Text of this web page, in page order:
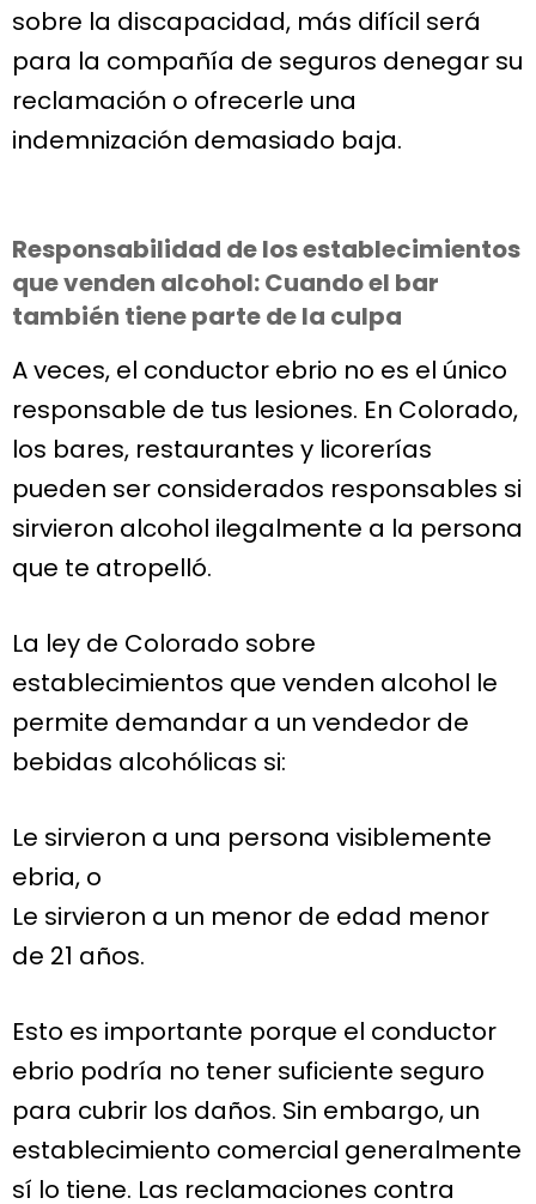
sobre la discapacidad, más difícil será
para la compañía de seguros denegar su
reclamación o ofrecerle una
indemnización demasiado baja.
Responsabilidad de los establecimientos
que venden alcohol: Cuando el bar
también tiene parte de la culpa
A veces, el conductor ebrio no es el único
responsable de tus lesiones. En Colorado,
los bares, restaurantes y licorerías
pueden ser considerados responsables si
sirvieron alcohol ilegalmente a la persona
que te atropelló.
La ley de Colorado sobre
establecimientos que venden alcohol le
permite demandar a un vendedor de
bebidas alcohólicas si:
Le sirvieron a una persona visiblemente
ebria, o
Le sirvieron a un menor de edad menor
de 21 años.
Esto es importante porque el conductor
ebrio podría no tener suficiente seguro
para cubrir los daños. Sin embargo, un
establecimiento comercial generalmente
sí lo tiene. Las reclamaciones contra